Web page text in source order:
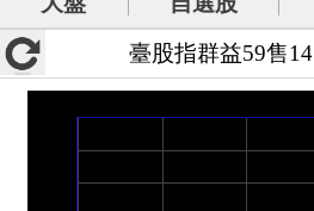
臺股指群益59售14